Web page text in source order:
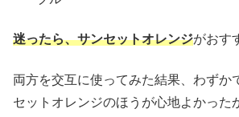
迷ったら、サンセットオレンジがおす
両方を交互に使ってみた結果、わずか
セットオレンジのほうが心地よかった